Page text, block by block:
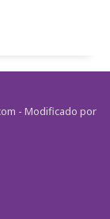
- Modificado por